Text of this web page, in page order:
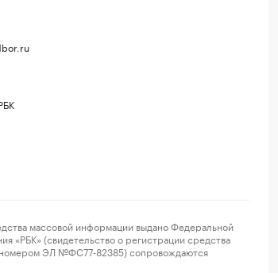
массовой информации выдано Федеральной
«РБК» (свидетельство о регистрации средства
номером ЭЛ №ФС77-82385) сопровождаются